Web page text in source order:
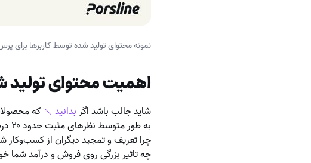
نمونه محتوای تولید شده توسط کاربرها برای
اهمیت محتوای
شاید جالب باشد اگربدانید
چرا تعریف و تمجید دیگران از
چه تاثیر بزرگی روی فروش و درآمد شما